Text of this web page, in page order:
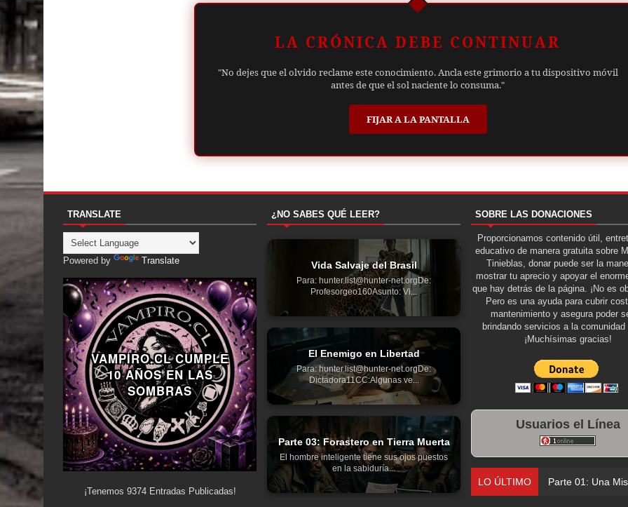
LA CRÓNICA DEBE CONTINUAR
"No dejes que el olvido reclame este conocimiento. Ancla este grimorio a tu dispositivo móvil
antes de que el sol naciente lo consuma."
FIJAR A LA PANTALLA
TRANSLATE
Powered by Translate
VAMPIRO.CL CUMPLE
10 AÑOS EN LAS
SOMBRAS
¡Tenemos 9374Entradas Publicadas!
¿NO SABES QUÉ LEER?
Vida Salvaje del Brasil
Para: hunter.list@hunter-net.orgDe:
Profesorgeo160Asunto: Vi...
El Enemigo en Libertad
Para: hunter.list@hunter-net.orgDe:
Dictadora11CC:Algunas ve...
Parte 03: Forastero en Tierra Muerta
El hombre inteligente tiene sus ojos puestos
en la sabiduría...
SOBRE LAS DONACIONES
Proporcionamos contenido útil,
educativo de manera gratuita sobre
Tinieblas, donar puede ser la
mostrar tu aprecio y apoyar el
que hay detrás de la página. ¡No es
Pero es una ayuda para cubrir
mantenimiento y asegura poder
brindando servicios a la comunidad
¡Muchísimas gracias!
Usuarios el Línea
LO ÚLTIMO Parte 03: